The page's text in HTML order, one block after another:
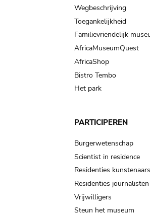
Wegbeschrijving
Toegankelijkheid
Familievriendelijk
AfricaMuseumQuest
AfricaShop
Bistro Tembo
Het park
PARTICIPEREN
Burgerwetenschap
Scientist in residence
Residenties kunstenaars
Residenties journalisten
Vrijwilligers
Steun het museum